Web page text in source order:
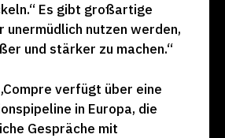
Es gibt großartige
unermüdlich nutzen werden,
und stärker zu machen.“
verfügt über eine
in Europa, die
Gespräche mit